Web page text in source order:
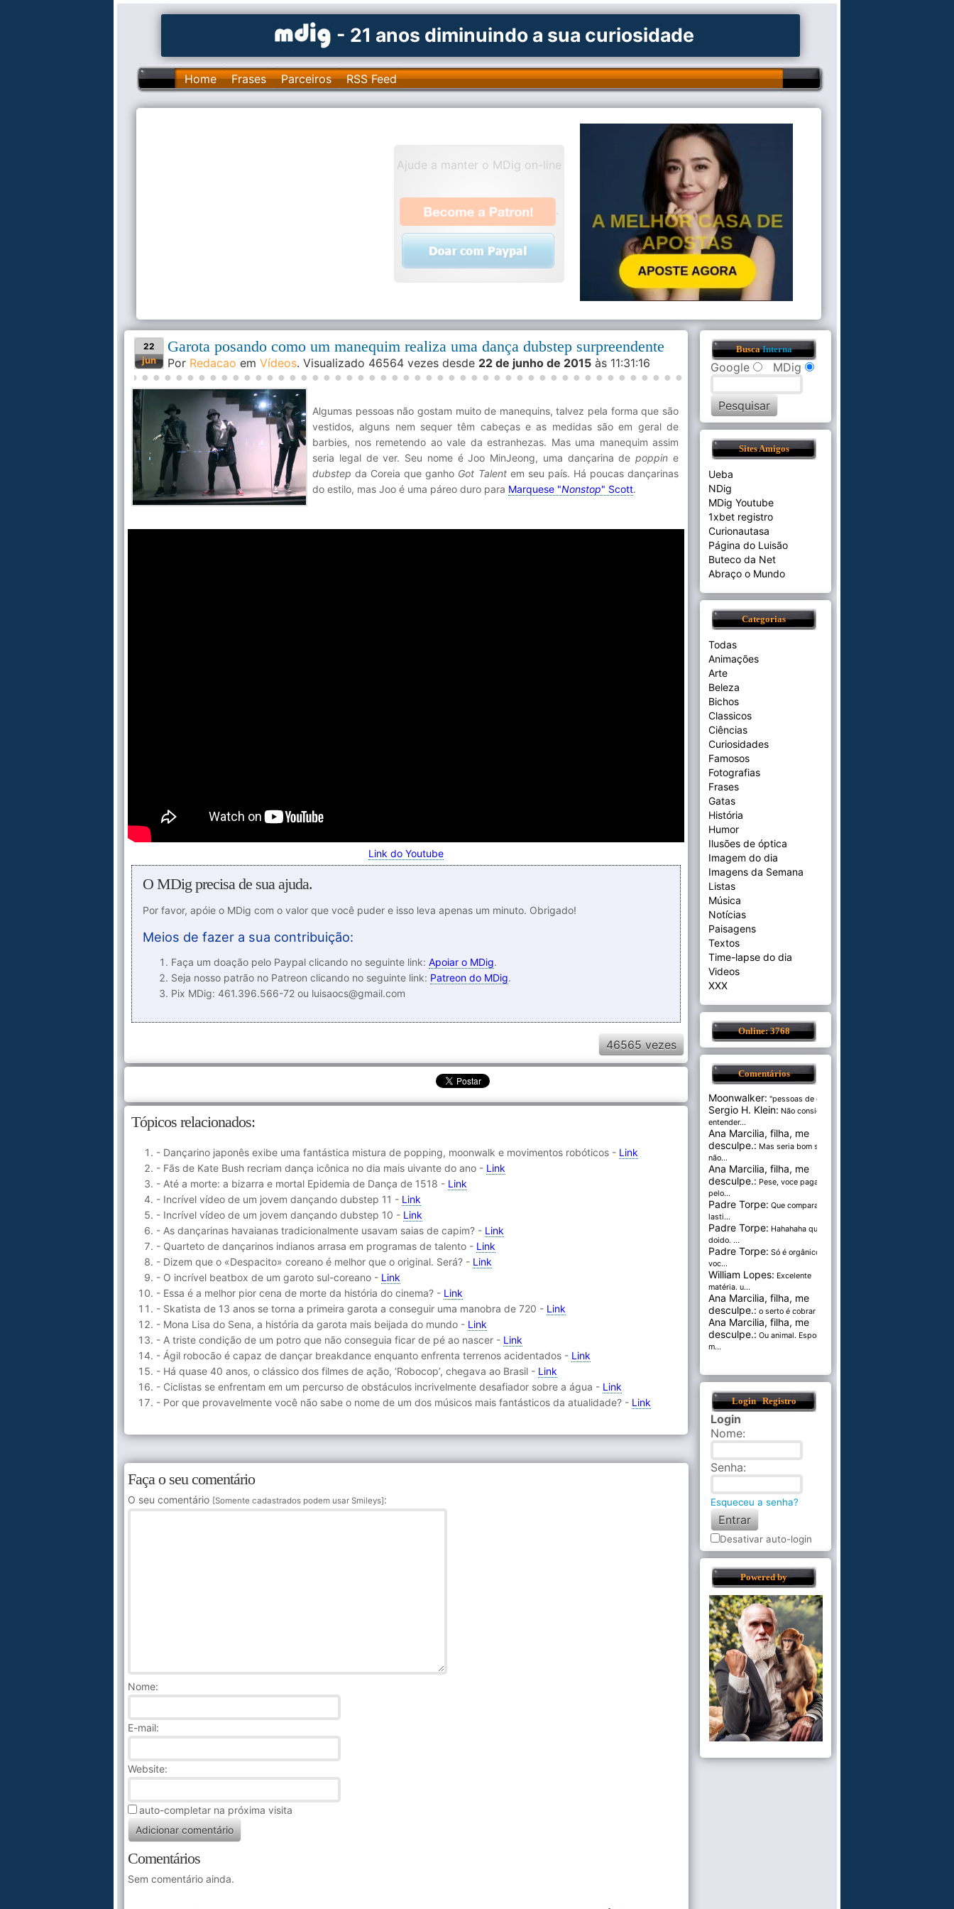
- 21 anos diminuindo a sua curiosidade
Home Frases Parceiros RSS Feed
Ajude a manter o MDig on-line
.
22
jun
Garota posando como um manequim realiza uma dança dubstep surpreendente
Por Redacao em Vídeos. Visualizado 46564 vezes desde 22 de junho de 2015 às 11:31:16
Algumas pessoas não gostam muito de manequins, talvez pela forma que são
vestidos, alguns nem sequer têm cabeças e as medidas são em geral de
barbies, nos remetendo ao vale da estranhezas. Mas uma manequim assim
seria legal de ver. Seu nome é Joo MinJeong, uma dançarina depoppin e
dubstep da Coreia que ganho Got Talentem seu país. Há poucas dançarinas
do estilo, mas Joo é uma páreo duro para Marquese "Nonstop" Scott.
Link do Youtube
O MDig precisa de sua ajuda.
Por favor, apóie o MDig com o valor que você puder e isso leva apenas um minuto. Obrigado!
Meios de fazer a sua contribuição:
Faça um doação pelo Paypal clicando no seguinte link: Apoiar o MDig.
Seja nosso patrão no Patreon clicando no seguinte link: Patreon do MDig.
Pix MDig: 461.396.566-72 ou luisaocs@gmail.com
46565 vezes
Tópicos relacionados:
- Dançarino japonês exibe uma fantástica mistura de popping, moonwalk e movimentos robóticos - Link
- Fãs de Kate Bush recriam dança icônica no dia mais uivante do ano - Link
- Até a morte: a bizarra e mortal Epidemia de Dança de 1518 - Link
- Incrível vídeo de um jovem dançando dubstep 11 - Link
- Incrível vídeo de um jovem dançando dubstep 10 - Link
- As dançarinas havaianas tradicionalmente usavam saias de capim? - Link
- Quarteto de dançarinos indianos arrasa em programas de talento - Link
- Dizem que o «Despacito» coreano é melhor que o original. Será? - Link
- O incrível beatbox de um garoto sul-coreano - Link
- Essa é a melhor pior cena de morte da história do cinema? - Link
- Skatista de 13 anos se torna a primeira garota a conseguir uma manobra de 720 - Link
- Mona Lisa do Sena, a história da garota mais beijada do mundo - Link
- A triste condição de um potro que não conseguia ficar de pé ao nascer - Link
- Ágil robocão é capaz de dançar breakdance enquanto enfrenta terrenos acidentados - Link
- Há quase 40 anos, o clássico dos filmes de ação, ‘Robocop’, chegava ao Brasil - Link
- Ciclistas se enfrentam em um percurso de obstáculos incrivelmente desafiador sobre a água - Link
- Por que provavelmente você não sabe o nome de um dos músicos mais fantásticos da atualidade? - Link
Faça o seu comentário
O seu comentário [Somente cadastrados podem usar Smileys] :
Nome:
E-mail:
Website:
auto-completar na próxima visita
Comentários
Sem comentário ainda.
BuscaInterna
Google MDig
Sites Amigos
Ueba
NDig
MDig Youtube
1xbet registro
Curionautasa
Página do Luisão
Buteco da Net
Abraço o Mundo
Categorias
Todas
Animações
Arte
Beleza
Bichos
Classicos
Ciências
Curiosidades
Famosos
Fotografias
Frases
Gatas
História
Humor
Ilusões de óptica
Imagem do dia
Imagens da Semana
Listas
Música
Notícias
Paisagens
Textos
Time-lapse do dia
Videos
XXX
Online: 3768
Comentários
Moonwalker: "pessoas de cer...
Sergio H. Klein: Não consigo
entender...
Ana Marcilia, filha, me
desculpe.: Mas seria bom se
não...
Ana Marcilia, filha, me
desculpe.: Pese, voce paga
pelo...
Padre Torpe: Que comparação
lasti...
Padre Torpe: Hahahaha que
doido. ...
Padre Torpe: Só é orgânico se
voc...
William Lopes: Excelente
matéria. u...
Ana Marcilia, filha, me
desculpe.: o serto é cobrar pel...
Ana Marcilia, filha, me
desculpe.: Ou animal. Esponja
m...
Login Registro
Login
Nome:
Senha:
Esqueceu a senha?
Desativar auto-login
Powered by